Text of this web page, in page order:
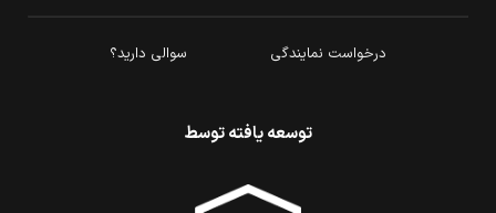
درخواست نمایندگی سوالی دارید؟
توسعه یافته توسط